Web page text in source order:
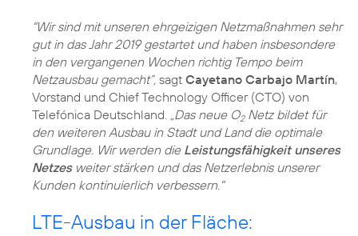
"Wir sind mit unseren ehrgeizigen Netzmaßnahmen sehr
gut in das Jahr 2019 gestartet und haben insbesondere
in den vergangenen Wochen richtig Tempo beim
Netzausbau gemacht“, sagt Cayetano Carbajo Martín,
Vorstand und Chief Technology Officer (CTO) von
Telefónica Deutschland.
„Das neue O2Netz bildet für
den weiteren Ausbau in Stadt und Land die optimale
Grundlage. Wir werden die Leistungsfähigkeit unseres
Netzesweiter stärken und das Netzerlebnis unserer
Kunden kontinuierlich verbessern."
LTE-Ausbau in der Fläche: